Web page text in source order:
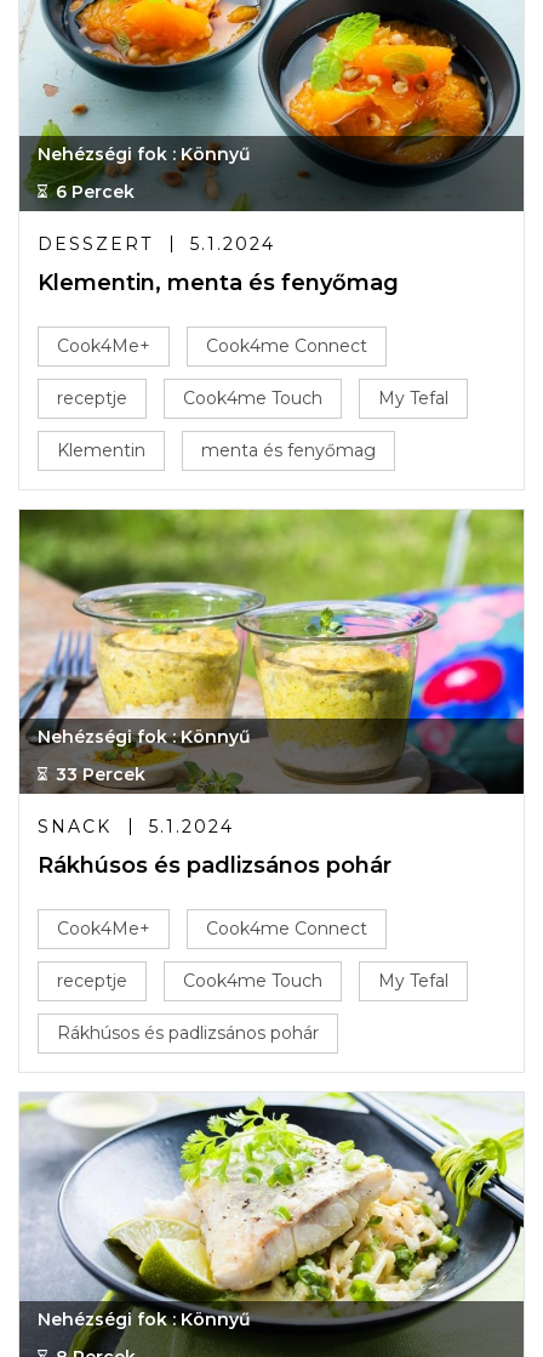
Nehézségi fok : Könnyű
6 Percek
DESSZERT 5.1.2024
Klementin, menta és fenyőmag
Cook4Me+ Cook4me Connect
receptje Cook4me Touch My Tefal
Klementin menta és fenyőmag
Nehézségi fok : Könnyű
33 Percek
SNACK 5.1.2024
Rákhúsos és padlizsános pohár
Cook4Me+ Cook4me Connect
receptje Cook4me Touch My Tefal
Rákhúsos és padlizsános pohár
Nehézségi fok : Könnyű